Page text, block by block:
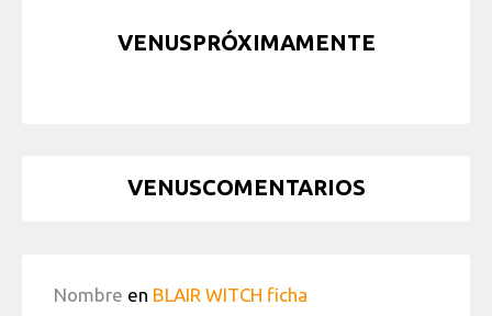
VENUSPRÓXIMAMENTE
VENUSCOMENTARIOS
Nombre en BLAIR WITCH ficha